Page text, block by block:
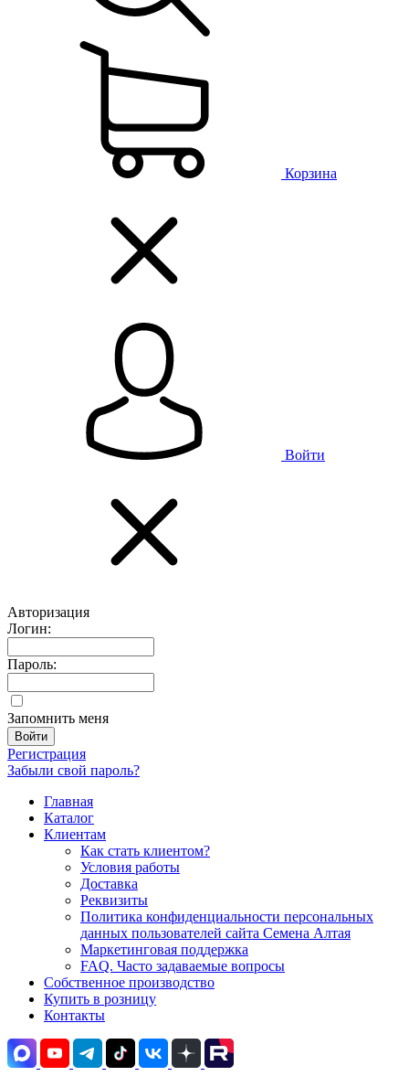
Корзина
Войти
Авторизация
Логин:
Пароль:
Запомнить меня
Регистрация
Забыли свой пароль?
Главная
Каталог
Клиентам
Как стать клиентом?
Условия работы
Доставка
Реквизиты
Политика конфиденциальности персональных
данных пользователей сайта Семена Алтая
Маркетинговая поддержка
FAQ. Часто задаваемые вопросы
Собственное производство
Купить в розницу
Контакты